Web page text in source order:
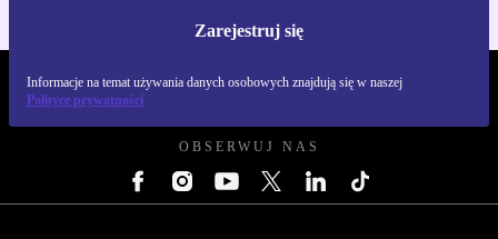
Zarejestruj się
Informacje na temat używania danych osobowych znajdują się w naszej
Polityce prywatnościREFURBED POLSKA - RETHINK NEW.
OBSERWUJ NAS